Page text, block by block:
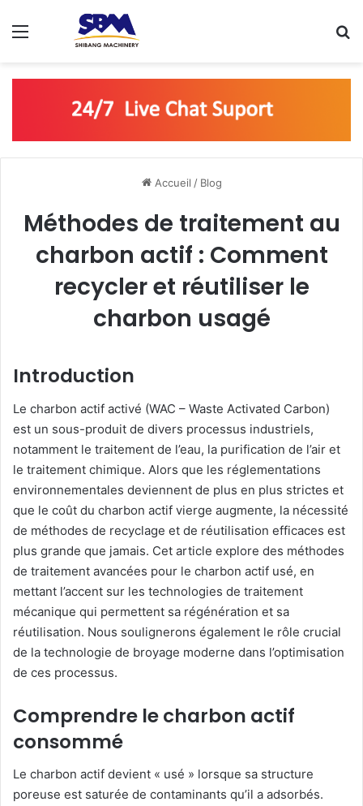
Accueil / Blog
Méthodes de traitement au
charbon actif : Comment
recycler et réutiliser le
charbon usagé
Introduction
Le charbon actif activé (WAC – Waste Activated Carbon)
est un sous-produit de divers processus industriels,
notamment le traitement de l’eau, la purification de l’air et
le traitement chimique. Alors que les réglementations
environnementales deviennent de plus en plus strictes et
que le coût du charbon actif vierge augmente, la nécessité
de méthodes de recyclage et de réutilisation efficaces est
plus grande que jamais. Cet article explore des méthodes
de traitement avancées pour le charbon actif usé, en
mettant l’accent sur les technologies de traitement
mécanique qui permettent sa régénération et sa
réutilisation. Nous soulignerons également le rôle crucial
de la technologie de broyage moderne dans l’optimisation
de ces processus.
Comprendre le charbon actif
consommé
Le charbon actif devient « usé » lorsque sa structure
poreuse est saturée de contaminants qu’il a adsorbés.